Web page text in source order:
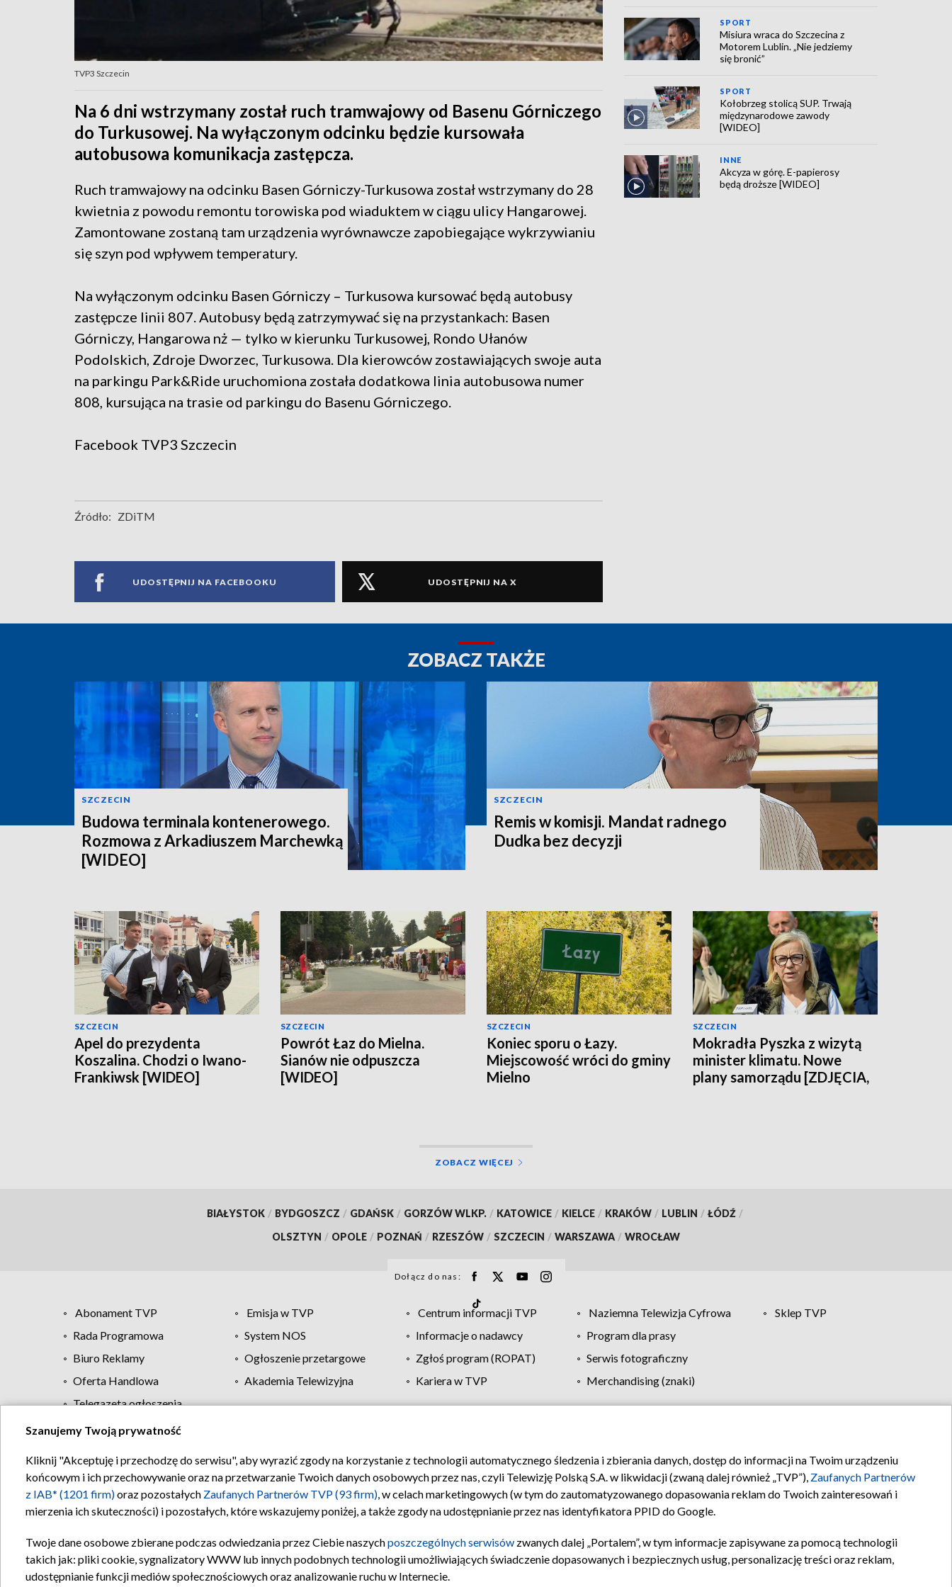
TVP3 Szczecin
Na 6 dni wstrzymany został ruch tramwajowy od Basenu Górniczego
do Turkusowej. Na wyłączonym odcinku będzie kursowała
autobusowa komunikacja zastępcza.
Ruch tramwajowy na odcinku Basen Górniczy-Turkusowa został wstrzymany do 28
kwietnia z powodu remontu torowiska pod wiaduktem w ciągu ulicy Hangarowej.
Zamontowane zostaną tam urządzenia wyrównawcze zapobiegające wykrzywianiu
się szyn pod wpływem temperatury.
Na wyłączonym odcinku Basen Górniczy – Turkusowa kursować będą autobusy
zastępcze linii 807. Autobusy będą zatrzymywać się na przystankach: Basen
Górniczy, Hangarowa nż — tylko w kierunku Turkusowej, Rondo Ułanów
Podolskich, Zdroje Dworzec, Turkusowa. Dla kierowców zostawiających swoje auta
na parkingu Park&Ride uruchomiona została dodatkowa linia autobusowa numer
808, kursująca na trasie od parkingu do Basenu Górniczego.
Facebook TVP3 Szczecin
Źródło: ZDiTM
UDOSTĘPNIJ NA FACEBOOKU UDOSTĘPNIJ NA X
SPORT
Misiura wraca do Szczecina z
Motorem Lublin. „Nie jedziemy
się bronić”
SPORT
Kołobrzeg stolicą SUP. Trwają
międzynarodowe zawody
[WIDEO]
INNE
Akcyza w górę. E-papierosy
będą droższe [WIDEO]
ZOBACZ TAKŻE
SZCZECIN
Budowa terminala kontenerowego.
Rozmowa z Arkadiuszem Marchewką
[WIDEO]
SZCZECIN
Remis w komisji. Mandat radnego
Dudka bez decyzji
SZCZECIN
Apel do prezydenta
Koszalina. Chodzi o Iwano-
Frankiwsk [WIDEO]
SZCZECIN
Powrót Łaz do Mielna.
Sianów nie odpuszcza
[WIDEO]
SZCZECIN
Koniec sporu o Łazy.
Miejscowość wróci do gminy
Mielno
SZCZECIN
Mokradła Pyszka z wizytą
minister klimatu. Nowe
plany samorządu [ZDJĘCIA,
ZOBACZ WIĘCEJ
BIAŁYSTOK / BYDGOSZCZ / GDAŃSK / GORZÓW WLKP. / KATOWICE / KIELCE / KRAKÓW / LUBLIN / ŁÓDŹ /
OLSZTYN / OPOLE / POZNAŃ / RZESZÓW / SZCZECIN / WARSZAWA / WROCŁAW
Dołącz do nas:
Abonament TVP Emisja w TVP Centrum informacji TVP Naziemna Telewizja Cyfrowa
Sklep TVP
Rada Programowa
System NOS Informacje o nadawcy
Program dla prasy
Biuro Reklamy
Ogłoszenie przetargowe Zgłoś program (ROPAT)
Serwis fotograficzny
Oferta Handlowa
Akademia Telewizyjna Kariera w TVP
Merchandising (znaki)
Telegazeta ogłoszenia
Regulamin TVP Polityka prywatności Moje zgody Pomoc Biuro reklamy Kontakt
Szanujemy Twoją prywatność
Kliknij "Akceptuję i przechodzę do serwisu", aby wyrazić zgody na korzystanie z technologii automatycznego śledzenia i zbierania danych, dostęp do informacji na Twoim urządzeniu
końcowym i ich przechowywanie oraz na przetwarzanie Twoich danych osobowych przez nas, czyli Telewizję Polską S.A. w likwidacji (zwaną dalej również „TVP”), Zaufanych Partnerów
z IAB* (1201 firm)oraz pozostałych Zaufanych Partnerów TVP (93 firm), w celach marketingowych (w tym do zautomatyzowanego dopasowania reklam do Twoich zainteresowań i
mierzenia ich skuteczności) i pozostałych, które wskazujemy poniżej, a także zgody na udostępnianie przez nas identyfikatora PPID do Google.
Twoje dane osobowe zbierane podczas odwiedzania przez Ciebie naszychposzczególnych serwisów zwanych dalej „Portalem”, w tym informacje zapisywane za pomocą technologii
takich jak: pliki cookie, sygnalizatory WWW lub innych podobnych technologii umożliwiających świadczenie dopasowanych i bezpiecznych usług, personalizację treści oraz reklam,
udostępnianie funkcji mediów społecznościowych oraz analizowanie ruchu w Internecie.